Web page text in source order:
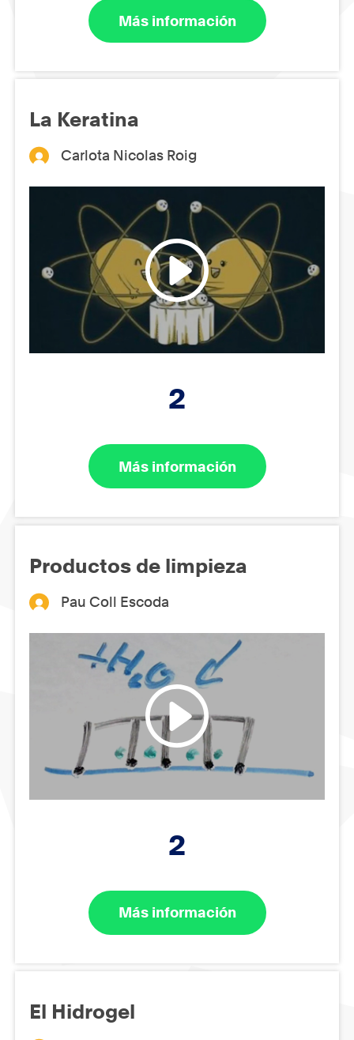
Más información
La Keratina
Carlota Nicolas Roig
2
Más información
Productos de limpieza
Pau Coll Escoda
2
Más información
El Hidrogel